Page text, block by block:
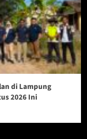
di Lampung
2026 Ini